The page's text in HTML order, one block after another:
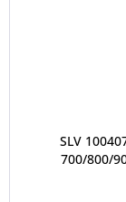
SLV
700/800/